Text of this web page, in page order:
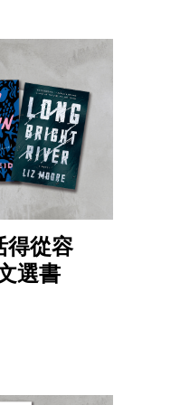
得從容
選書